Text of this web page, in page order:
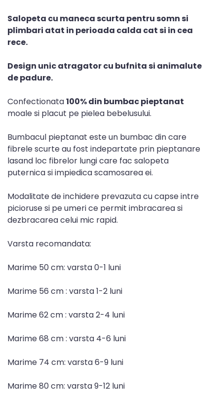
Salopeta cu maneca scurta pentru somn si
plimbari atat in perioada calda cat si in cea
rece.
Design unic atragator cu bufnita si animalute
de padure.
Confectionata100% din bumbac pieptanat
moale si placut pe pielea bebelusului.
Bumbacul pieptanat este un bumbac din care
fibrele scurte au fost indepartate prin pieptanare
lasand loc fibrelor lungi care fac salopeta
puternica si impiedica scamosarea ei.
Modalitate de inchidere prevazuta cu capse intre
picioruse si pe umeri ce permit imbracarea si
dezbracarea celui mic rapid.
Varsta recomandata:
Marime 50 cm: varsta 0-1 luni
Marime 56 cm : varsta 1-2 luni
Marime 62 cm : varsta 2-4 luni
Marime 68 cm : varsta 4-6 luni
Marime 74 cm: varsta 6-9 luni
Marime 80 cm: varsta 9-12 luni